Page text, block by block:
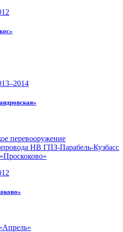
перевооружение
НВ ГПЗ-Парабель-Кузбасс